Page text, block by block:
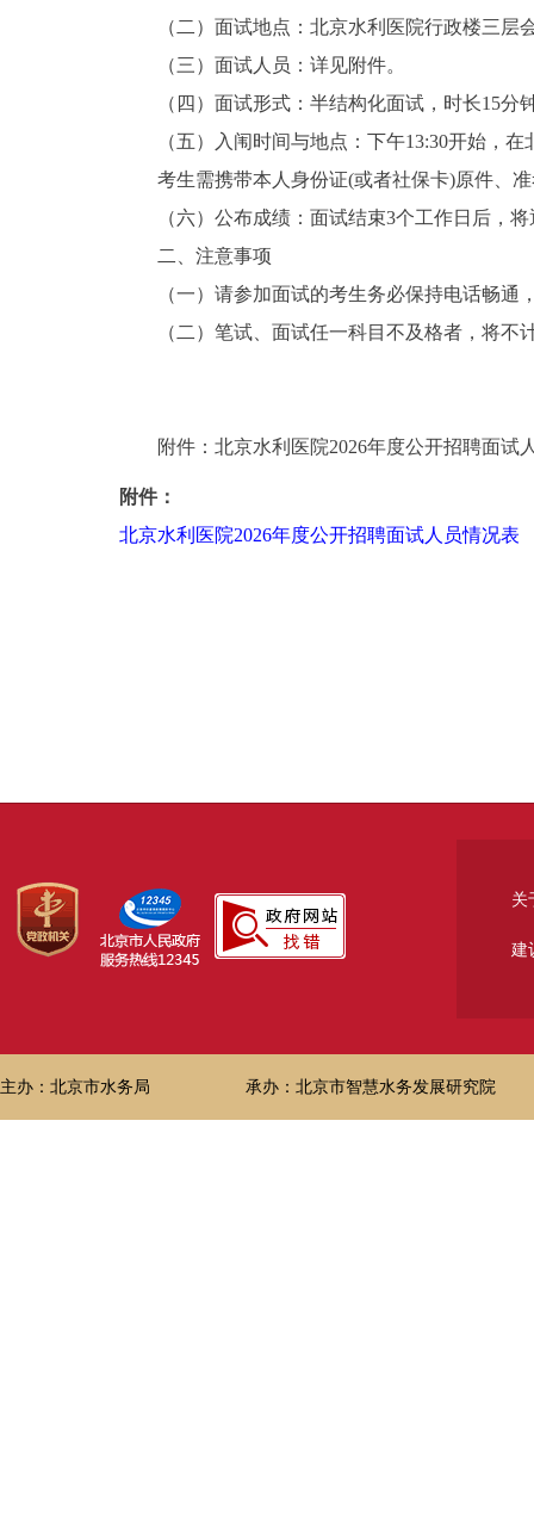
（二）面试地点：北京水利医院行政楼三
（三）面试人员：详见附件。
（四）面试形式：半结构化面试，时长15分
（五）入闱时间与地点：下午13:30开始，
考生需携带本人身份证(或者社保卡)原件、
（六）公布成绩：面试结束3个工作日后，
二、注意事项
（一）请参加面试的考生务必保持电话畅
（二）笔试、面试任一科目不及格者，将不
附件：北京水利医院2026年度公开招聘面试
附件：
北京水利医院2026年度公开招聘面试人员情况表
关
建
主办：北京市水务局 承办：北京市智慧水务发展研究院